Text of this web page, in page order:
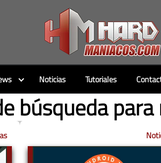
Noticias Tutoriales
búsqueda